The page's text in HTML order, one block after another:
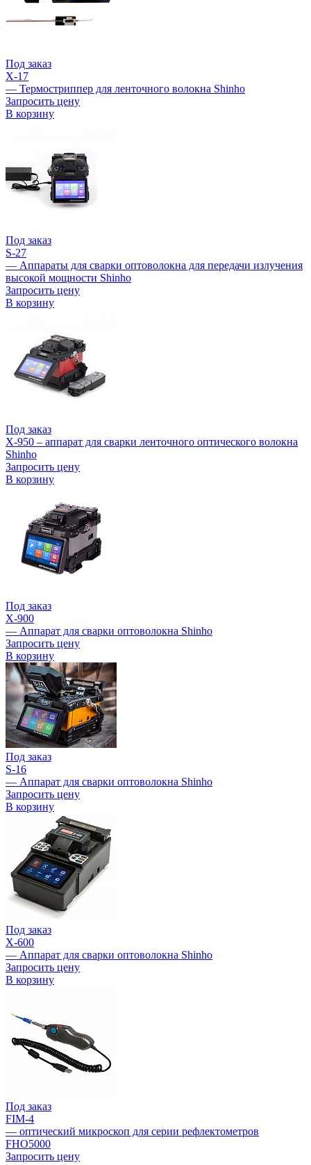
Под заказ
X-17
— Термостриппер для ленточного волокна Shinho
Запросить цену
В корзину
Под заказ
S-27
— Аппараты для сварки оптоволокна для передачи излучения
высокой мощности Shinho
Запросить цену
В корзину
Под заказ
X-950 – аппарат для сварки ленточного оптического волокна
Shinho
Запросить цену
В корзину
Под заказ
X-900
— Аппарат для сварки оптоволокна Shinho
Запросить цену
В корзину
Под заказ
S-16
— Аппарат для сварки оптоволокна Shinho
Запросить цену
В корзину
Под заказ
X-600
— Аппарат для сварки оптоволокна Shinho
Запросить цену
В корзину
Под заказ
FIM-4
— оптический микроскоп для серии рефлектометров
FHO5000
Запросить цену